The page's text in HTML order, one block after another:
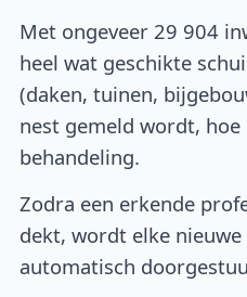
Met ongeveer 29 904
heel wat geschikte
(daken, tuinen,
nest gemeld wordt,
behandeling.
Zodra een erkende
dekt, wordt elke
automatisch